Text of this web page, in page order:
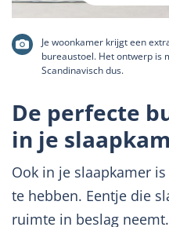
Je woonkamer krijgt een
bureaustoel. Het ontwerp is
Scandinavisch dus.
De perfecte
in je
Ook in je slaapkamer
te hebben. Eentje die
ruimte in beslag